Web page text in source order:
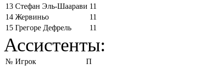
13 Стефан Эль-Шаарави 11
14 Жервиньо
11
15 Грегоре Дефрель 11
Ассистенты:
№ Игрок
П